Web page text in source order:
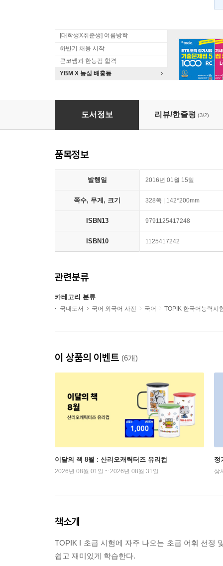
[대학생X취준생] 여름방학
하반기 채용 시작
큰코쌤과 한능검 합격
YBM X 농심 배홍동
쏙쏙 TOPIK 한국어 어휘 초급 40
도서정보 리뷰/한줄평 (3/2)
품목정보
발행일 2016년 01월 15일
쪽수, 무게, 크기 328쪽 | 142*200mm
ISBN13 9791125417248
ISBN10 1125417242
관련분류
카테고리 분류
국내도서 국어 외국어 사전 국어 TOPIK 한국어능력시
이 상품의 이벤트 (6개)
이달의 책 8월 : 산리오캐릭터즈 유리컵
2026년 08월 01일 ~ 2026년 08월 31일
정
상
책소개
TOPIK I 초급 시험에 자주 나오는 초급 어휘 선정
쉽고 재미있게 학습한다.